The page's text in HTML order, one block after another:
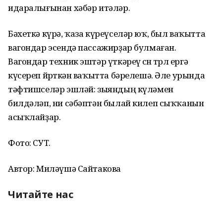
идаралығынан хәбәр итәләр.
Бәхеткә күрә, ҡаза күреүселәр юҡ, был ваҡытта
вагондар эсендә пассажирҙар булмаған.
Вагондар техник эштәр үткәреү өсөн төрлө ергә
күсереп йөрөткән ваҡытта бәрелешә. Әле урында
тәфтишселәр эшләй: зыяндың күләмен
билдәләп, ни сәбәптән былай килеп сыҡҡанын
асыҡлайҙар.
Фото: СУТ.
Автор: Миләүшә Сайтакова
Читайте нас